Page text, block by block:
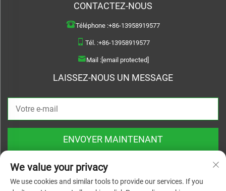
CONTACTEZ-NOUS
Téléphone :+86-13958919577
Tél. :+86-13958919577
Mail : [email protected]
LAISSEZ-NOUS UN MESSAGE
ENVOYER MAINTENANT
We value your privacy
We use cookies and similar tools to provide our services. If you